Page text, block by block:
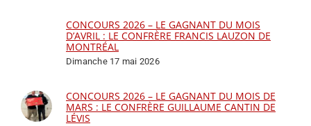
CONCOURS 2026 – LE GAGNANT DU MOIS
D’AVRIL : LE CONFRÈRE FRANCIS LAUZON DE
MONTRÉAL
Dimanche 17 mai 2026
CONCOURS 2026 – LE GAGNANT DU MOIS DE
MARS : LE CONFRÈRE GUILLAUME CANTIN DE
LÉVIS